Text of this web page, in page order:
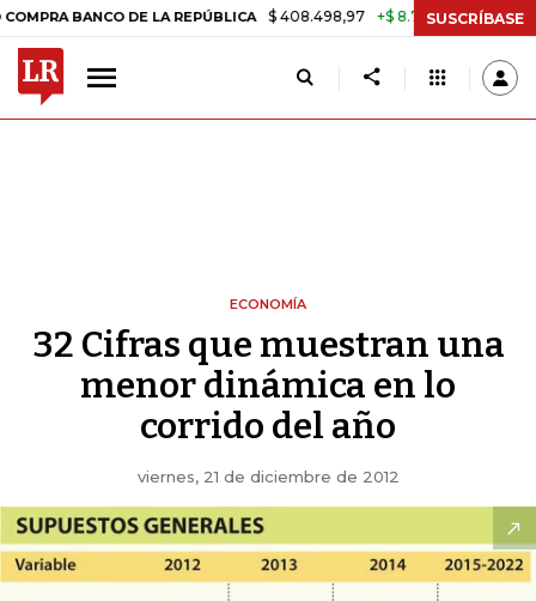
DE LA REPÚBLICA $ 408.498,97 +$ 8.753,81 +2,19% TASA
SUSCRÍBASE
ECONOMÍA
32 Cifras que muestran una
menor dinámica en lo
corrido del año
viernes, 21 de diciembre de 2012